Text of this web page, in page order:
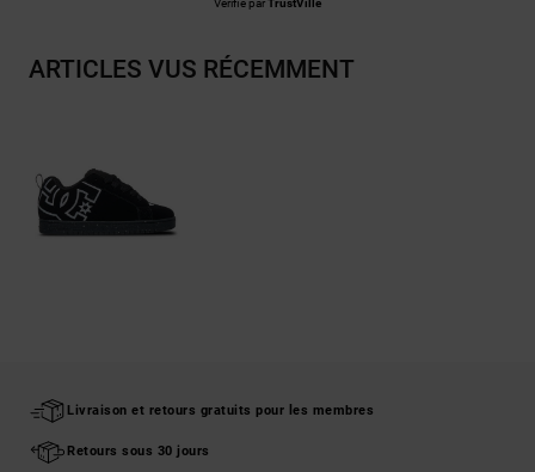
Vérifié parTrustVille
ARTICLES VUS RÉCEMMENT
Livraison et retours gratuits pour les membres
Retours sous 30 jours